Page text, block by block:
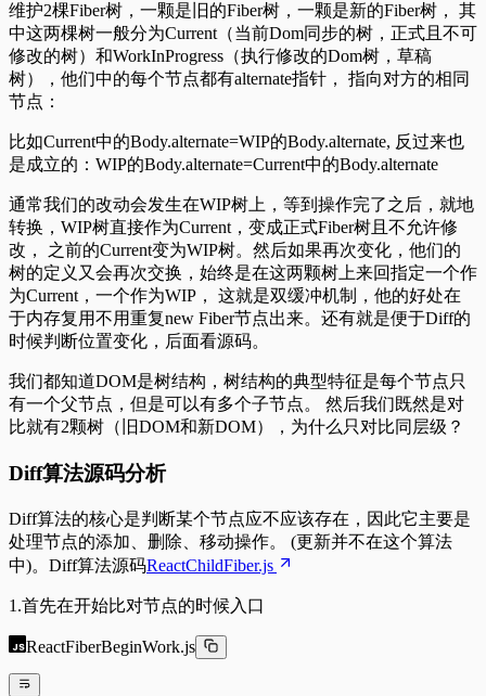
维护2棵Fiber树，一颗是旧的Fiber树，一颗是新的Fiber树， 其
中这两棵树一般分为Current（当前Dom同步的树，正式且不可
修改的树）和WorkInProgress（执行修改的Dom树，草稿
树），他们中的每个节点都有alternate指针， 指向对方的相同
节点：
比如Current中的Body.alternate=WIP的Body.alternate, 反过来也
是成立的：WIP的Body.alternate=Current中的Body.alternate
通常我们的改动会发生在WIP树上，等到操作完了之后，就地
转换，WIP树直接作为Current，变成正式Fiber树且不允许修
改， 之前的Current变为WIP树。然后如果再次变化，他们的
树的定义又会再次交换，始终是在这两颗树上来回指定一个作
为Current，一个作为WIP， 这就是双缓冲机制，他的好处在
于内存复用不用重复new Fiber节点出来。还有就是便于Diff的
时候判断位置变化，后面看源码。
我们都知道DOM是树结构，树结构的典型特征是每个节点只
有一个父节点，但是可以有多个子节点。 然后我们既然是对
比就有2颗树（旧DOM和新DOM），为什么只对比同层级？
Diff算法源码分析
Diff算法的核心是判断某个节点应不应该存在，因此它主要是
处理节点的添加、删除、移动操作。 (更新并不在这个算法
中)。Diff算法源码ReactChildFiber.js
1.首先在开始比对节点的时候入口
ReactFiberBeginWork.js